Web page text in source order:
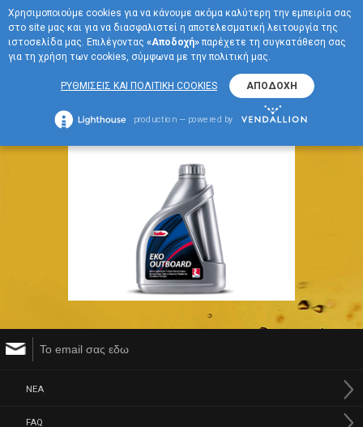
ΜΕΝΟΥ
EN
Για το Σκάφος
Χρησιμοποιούμε cookies για να κάνουμε ακόμα καλύτερη την εμπειρία σας
στο site μας και για να διασφαλιστεί η αποτελεσματική λειτουργία της
ιστοσελίδα μας. Επιλέγοντας «Αποδοχή»παρέχετε τη συγκατάθεση σας
για τη χρήση των cookies, σύμφωνα με την πολιτική μας.
ΡΥΘΜΙΣΕΙΣ ΚΑΙ ΠΟΛΙΤΙΚΗ COOKIES ΑΠΟΔΟΧΗ
production — powered by